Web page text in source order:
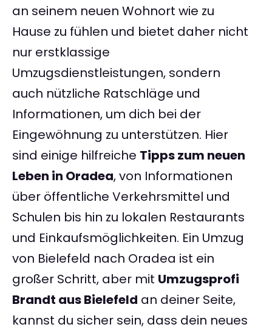
an seinem neuen Wohnort wie zu
Hause zu fühlen und bietet daher nicht
nur erstklassige
Umzugsdienstleistungen, sondern
auch nützliche Ratschläge und
Informationen, um dich bei der
Eingewöhnung zu unterstützen. Hier
sind einige hilfreiche Tipps zum neuen
Leben in Oradea, von Informationen
über öffentliche Verkehrsmittel und
Schulen bis hin zu lokalen Restaurants
und Einkaufsmöglichkeiten. Ein Umzug
von Bielefeld nach Oradea ist ein
großer Schritt, aber mit Umzugsprofi
Brandt aus Bielefeld an deiner Seite,
kannst du sicher sein, dass dein neues